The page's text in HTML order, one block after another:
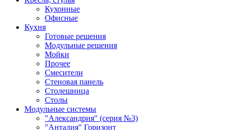
Кухонные
Офисные
Кухня
Готовые решения
Модульные решения
Мойки
Прочее
Смесители
Стеновая панель
Столешница
Столы
Модульные системы
"Александрия" (серия №3)
"Анталия" Горизонт